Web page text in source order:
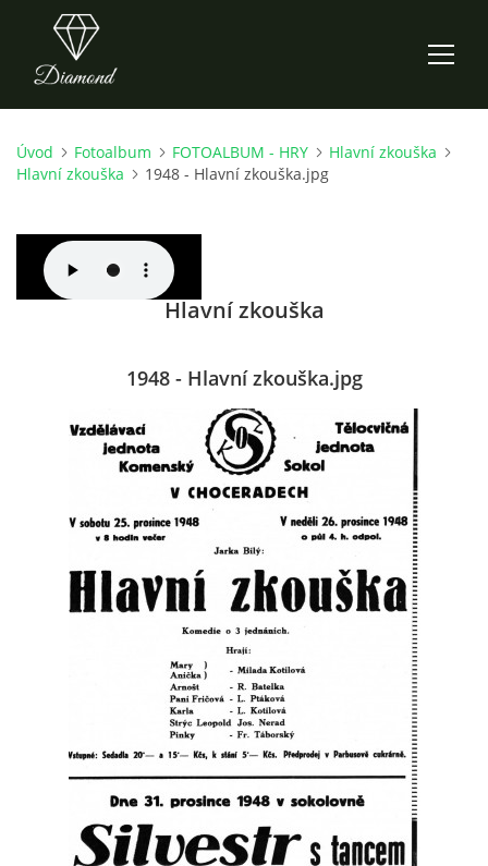
ÚVOD
O NÁS
CO NOVÉHO ZKOUŠÍME
KDY, KDE A CO HRAJEME
VIDEOZÁZNAMY Z HER
ČLENOVÉ - SOUČASNOST
Úvod Fotoalbum FOTOALBUM - HRY
Hlavní zkouška
Hlavní zkouška
1948 - Hlavní zkouška.jpg
Hlavní zkouška
1948 - Hlavní zkouška.jpg